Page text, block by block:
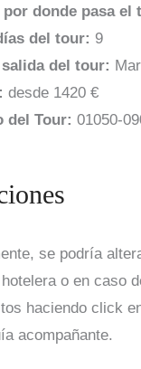
por donde pasa el
del tour: 9
salida del tour:
desde 1420 €
del Tour: 01050-
se podría
o en caso
haciendo click
acompañante.